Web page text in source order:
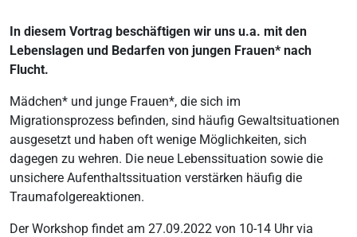
In diesem Vortrag beschäftigen wir uns u.a. mit den
Lebenslagen und Bedarfen von jungen Frauen* nach
Flucht.
Mädchen* und junge Frauen*, die sich im
Migrationsprozess befinden, sind häufig Gewaltsituationen
ausgesetzt und haben oft wenige Möglichkeiten, sich
dagegen zu wehren. Die neue Lebenssituation sowie die
unsichere Aufenthaltssituation verstärken häufig die
Traumafolgereaktionen.
Der Workshop findet am 27.09.2022 von 10-14 Uhr via